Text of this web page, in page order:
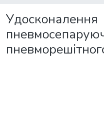
Удосконалення